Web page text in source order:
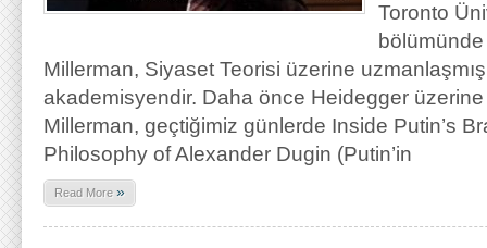
Toronto
Millerman, Siyaset Teorisi üzerine
akademisyendir. Daha önce Heidegger
Millerman, geçtiğimiz günlerde Inside Putin’s
Philosophy of Alexander Dugin (Putin’in
Read More »